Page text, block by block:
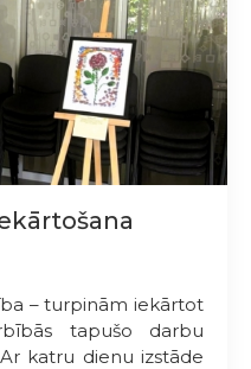
– turpinām iekārtot
tapušo darbu
katru dienu izstāde